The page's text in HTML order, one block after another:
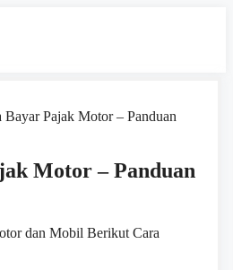
Bayar Pajak Motor – Panduan
Motor – Panduan